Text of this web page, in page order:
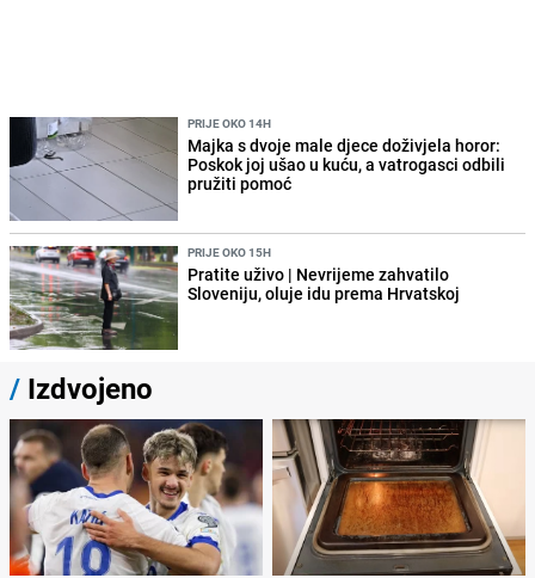
PRIJE OKO 14H
Majka s dvoje male djece doživjela horor:
Poskok joj ušao u kuću, a vatrogasci odbili
pružiti pomoć
PRIJE OKO 15H
Pratite uživo | Nevrijeme zahvatilo
Sloveniju, oluje idu prema Hrvatskoj
/ Izdvojeno